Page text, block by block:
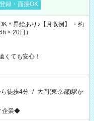
録・面接OK
＊昇給あり♪【月収例】 ・約
× 20日）
ても安心！
徒歩4分 / 大門(東京都)駅か
業◆